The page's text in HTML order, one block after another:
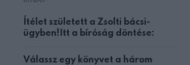
Ítélet született a Zsolti bácsi-
ügyben!Itt a bíróság döntése:
Válassz egy könyvet a három